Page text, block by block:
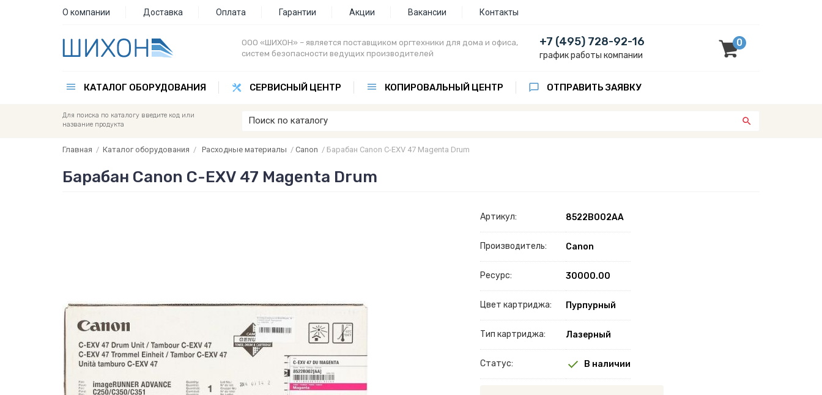
О компании Доставка Оплата Гарантии Акции Вакансии Контакты
ООО «ШИХОН» – является поставщиком оргтехники для дома и офиса,
систем безопасности ведущих производителей
+7 (495) 728-92-16
график работы компании
0
КАТАЛОГ ОБОРУДОВАНИЯ СЕРВИСНЫЙ ЦЕНТР КОПИРОВАЛЬНЫЙ ЦЕНТР ОТПРАВИТЬ ЗАЯВКУ
Для поиска по каталогу введите код или
название продукта
Главная / Каталог оборудования / Расходные материалы / Canon / Барабан Canon C-EXV 47 Magenta Drum
Барабан Canon C-EXV 47 Magenta Drum
Артикул: 8522B002AA
Производитель: Canon
Ресурс: 30000.00
Цвет картриджа: Пурпурный
Тип картриджа: Лазерный
Статус: В наличии